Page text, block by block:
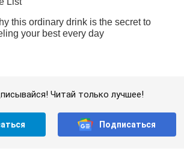
Читай только лучшее!
Подписаться